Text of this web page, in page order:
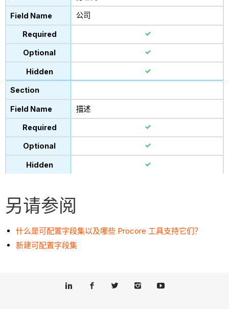
公司
描述
另请参阅
什么是可配置字段集以及哪些 Procore 工具支持它们？
新建可配置字段集